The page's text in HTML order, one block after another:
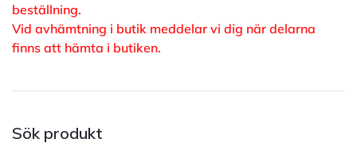
beställning.
Vid avhämtning i butik meddelar vi dig när delarna
finns att hämta i butiken.
Sök produkt